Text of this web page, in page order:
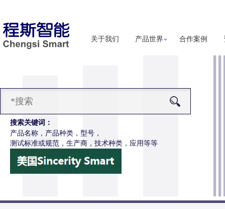
关于我们 产品世界 合作案例
搜索关键词：
产品名称，产品种类，型号，
测试标准或规范，生产商，技术种类，应用等等
注射针针尖穿刺力和阻力试验机